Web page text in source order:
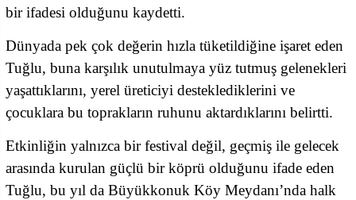
bir ifadesi olduğunu kaydetti.
Dünyada pek çok değerin hızla tüketildiğine işaret eden
Tuğlu, buna karşılık unutulmaya yüz tutmuş gelenekleri
yaşattıklarını, yerel üreticiyi desteklediklerini ve
çocuklara bu toprakların ruhunu aktardıklarını belirtti.
Etkinliğin yalnızca bir festival değil, geçmiş ile gelecek
arasında kurulan güçlü bir köprü olduğunu ifade eden
Tuğlu, bu yıl da Büyükkonuk Köy Meydanı’nda halk